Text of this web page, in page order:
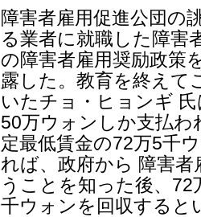
障害者雇用促進公団の
る業者に就職した障害
の障害者雇用奨励政策
露した。教育を終えて
いたチョ・ヒョンギ
50万ウォンしか支払
定最低賃金の72万5千
れば、政府から 障害
うことを知った後、
千ウォンを回収すると